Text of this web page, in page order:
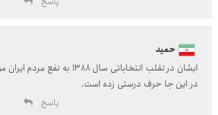
حمید
ایشان در تقلب اتتخاباتی سال 1388
در این جا حرف درستی زده است.
پاسخ